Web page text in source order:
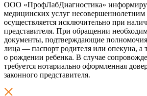
ООО «ПрофЛабДиагностика»
медицинских услуг несовершеннолетним
осуществляется исключительно при
представителя. При обращении
документы, подтверждающие
лица — паспорт родителя или опекуна, а
о рождении ребенка. В случае
требуется нотариально оформленная
законного представителя.